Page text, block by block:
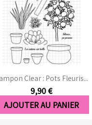
Clear : Pots Fleuris...
9,90 €
AJOUTER AU PANIER
Aperçu rapide